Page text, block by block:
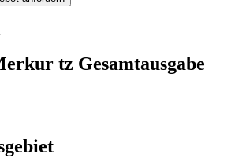
tz Gesamtausgabe